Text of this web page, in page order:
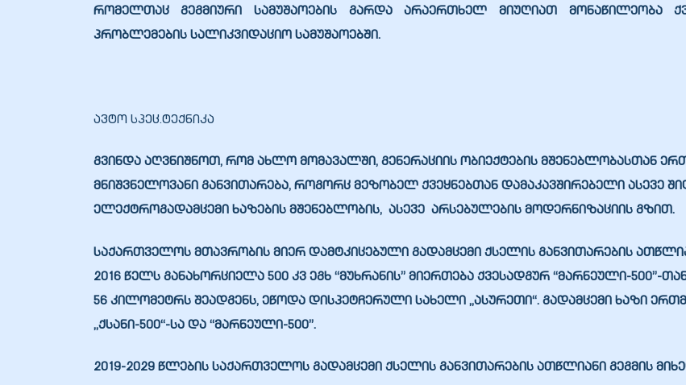
რომელთაც გეგმიური სამუშაოების გარდა არაერთხელ მიუღიათ მონაწილეობა
პრობლემების სალიკვიდაციო სამუშაოებში.
ავტო სპეც.ტექნიკა
გვინდა აღვნიშნოთ, რომ ახლო მომავალში, გენერაციის ობიექტების მშენებლობასთან
მნიშვნელოვანი განვითარება, როგორც მეზობელ ქვეყნებთან დამაკავშირებელი ასევე
ელექტროგადამცემი ხაზების მშენებლობის, ასევე არსებულების მოდერნიზაციის გზით.
საქართველოს მთავრობის მიერ დამტკიცებული გადამცემი ქსელის განვითარების
2016 წელს განახორციელა 500 კვ ეგხ “მუხრანის”მიერთება ქვესადგურ “მარნეული-500”-
56 კილომეტრს შეადგენს, ეწოდა დისპეტჩერული სახელი „ასურეთი“. გადამცემი ხაზი
„ქსანი-500“-სა და “მარნეული-500”.
2019-2029 წლების საქართველოს გადამცემი ქსელის განვითარების ათწლიანი გეგმის